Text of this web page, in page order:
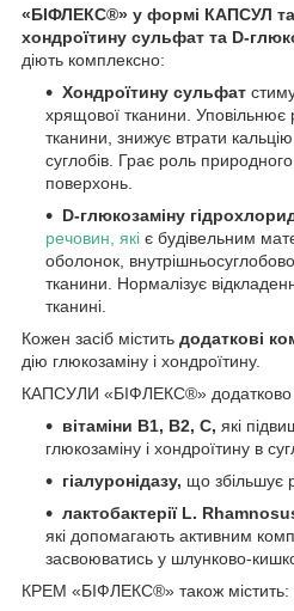
«БІФЛЕКС®» у формі КАПСУЛ та
хондроїтину сульфат та D-
діють комплексно:
Хондроїтину сульфат
хрящової тканини. Уповільнює
тканини, знижує втрати
суглобів. Грає роль
поверхонь.
D-глюкозаміну
речовин, які є будівельним
оболонок,
тканини. Нормалізує
тканині.
Кожен засіб містить додаткові
дію глюкозаміну і хондроїтину.
КАПСУЛИ «БІФЛЕКС®» додатково
вітаміни В1, В2, С, які
глюкозаміну і хондроїтину в
гіалуронідазу, що збільшує
лактобактерії L.
які допомагають активним
засвоюватись у шлунково-
КРЕМ «БІФЛЕКС®» також містить: